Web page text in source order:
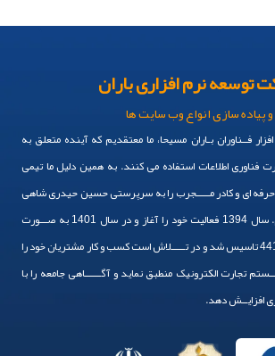
توسعه نرم افزاری باران
پیاده سازی انواع وب سایت ها
فــناوران بـاران مسیحا، ما معتقدیم که آینده متعلق به
فناوری اطلاعات استفاده می کنند. به همین دلیل ما تیمی
ای و کادر مـــــجرب را به سرپرستی حسین حیدری شاهی
سرایی گرد هم آورده ایم. سال 1394 فعالیت خود را آغاز و در سال 1401 به صـــورت
رسمی ، با شماره ثبت 44148 تاسیس شد و در تـــــلاش است کسب و کار مشتریان خود را
تجارت الکترونیک منطبق نماید و آگــــــاهی جامعه را با
افزایــش دهد.